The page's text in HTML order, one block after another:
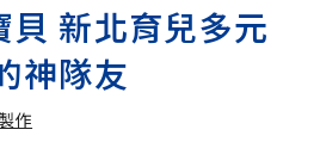
貝 新北育兒多元
神隊友
作